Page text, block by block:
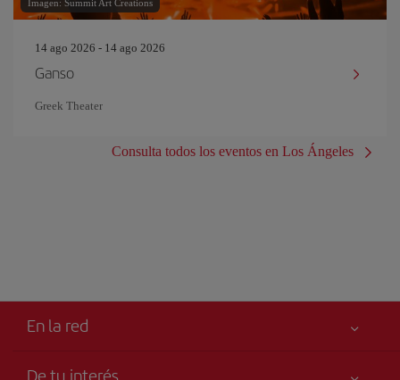
Imagen: Summit Art Creations
14 ago 2026 - 14 ago 2026
Ganso
Greek Theater
Consulta todos los eventos en Los Ángeles
En la red
De tu interés